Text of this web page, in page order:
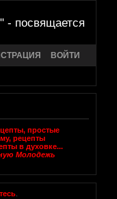
посвящается
ВОЙТИ
Молодежь
.